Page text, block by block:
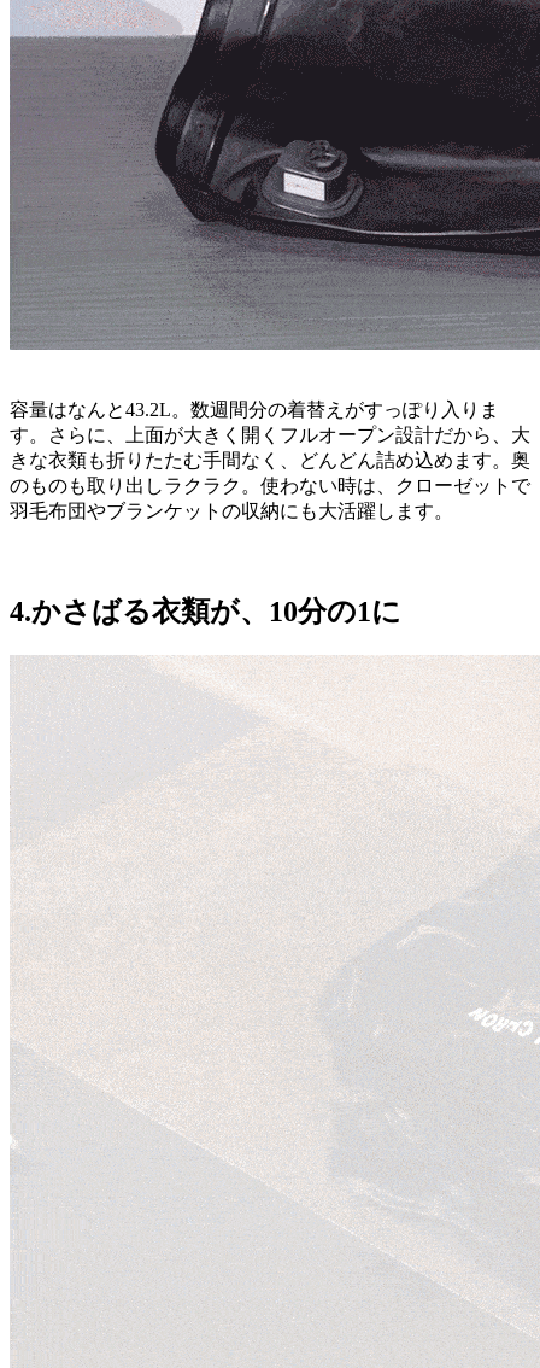
容量はなんと43.2L。数週間分の着替えがすっぽり入りま
す。さらに、上面が大きく開くフルオープン設計だから、大
きな衣類も折りたたむ手間なく、どんどん詰め込めます。奥
のものも取り出しラクラク。使わない時は、クローゼットで
羽毛布団やブランケットの収納にも大活躍します。
4.かさばる衣類が、10分の1に